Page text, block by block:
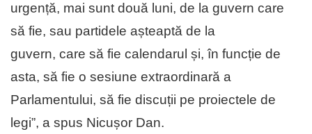
urgență, mai sunt două luni, de la guvern care
să fie, sau partidele așteaptă de la
guvern, care să fie calendarul și, în funcție de
asta, să fie o sesiune extraordinară a
Parlamentului, să fie discuții pe proiectele de
legi”, a spus Nicușor Dan.